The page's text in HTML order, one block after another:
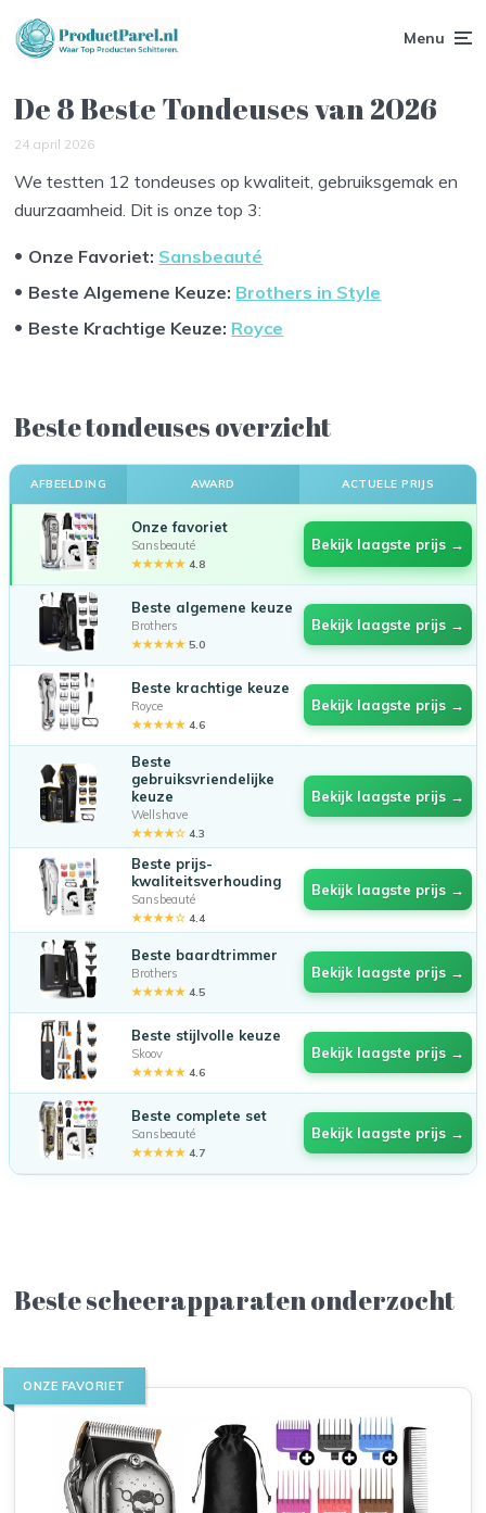
Menu
De 8 Beste Tondeuses van 2026
24 april 2026
We testten 12 tondeuses op kwaliteit, gebruiksgemak en
duurzaamheid. Dit is onze top 3:
Onze Favoriet: Sansbeauté
Beste Algemene Keuze: Brothers in Style
Beste Krachtige Keuze: Royce
Beste tondeuses overzicht
AFBEELDING AWARD ACTUELE PRIJS
Onze favoriet
Sansbeauté
★★★★★ 4.8
Bekijk laagste prijs →
Beste algemene keuze
Brothers
★★★★★ 5.0
Bekijk laagste prijs →
Beste krachtige keuze
Royce
★★★★★ 4.6
Bekijk laagste prijs →
Beste
gebruiksvriendelijke
keuze
Wellshave
★★★★☆ 4.3
Bekijk laagste prijs →
Beste prijs-
kwaliteitsverhouding
Sansbeauté
★★★★☆ 4.4
Bekijk laagste prijs →
Beste baardtrimmer
Brothers
★★★★★ 4.5
Bekijk laagste prijs →
Beste stijlvolle keuze
Skoov
★★★★★ 4.6
Bekijk laagste prijs →
Beste complete set
Sansbeauté
★★★★★ 4.7
Bekijk laagste prijs →
Beste scheerapparaten onderzocht
ONZE FAVORIET